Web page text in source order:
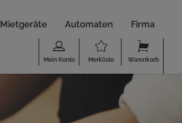
Mietgeräte Automaten Firma
Mein Konto Merkliste Warenkorb